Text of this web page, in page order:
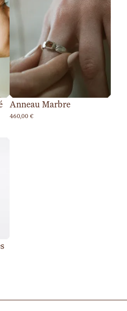
Anneau Marbre
460,00 €